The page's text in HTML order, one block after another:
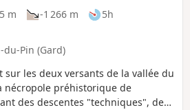
m -1 266 m
5h
du-Pin (Gard)
sur les deux versants de la vallée du
nécropole préhistorique de
des descentes "techniques", des